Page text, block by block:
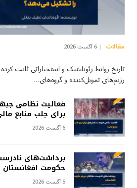
مقالات 6 آگست 2026
تاریخ روابط ژئوپلیتیک و استخباراتی ثابت
رژیم‌های تمویل‌کننده و گروه‌های…
فعالیت نظامی
برای جلب منابع
6 آگست 2026
برداشت‌های
حکومت افغانستان
5 آگست 2026